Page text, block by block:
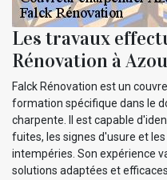
Les travaux
Rénovation à
Falck Rénovation est un
formation spécifique dans le
charpente. Il est capable
fuites, les signes d'usure et
intempéries. Son expérience
solutions adaptées et